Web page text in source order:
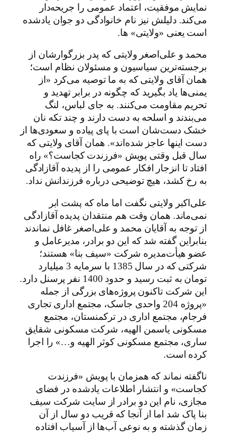
نمایش موفقیت، اعتماد عمومی را جریحه‌دار
می‌کند. دلیلش نیز نام خانوادگی دو جوان یادشده
است یعنی «ولایتی» ها.
محمد و علی‌اصغر ولایتی که پدر بزرگوارشان از
برجسته‌ترین سیاسیون و مسئولان نظام است؛
همان آقای ولایتی که به ما توصیه می‌کرد «از
یمنی‌ها یاد بگیرید که چگونه در برابر تهدید و
تحریم مقاومت می‌کنند. به جای لباس، لنگ
می‌بندند و اسلحه به دست دارند و چند تکه نان
خشک دست‌شان است با پای پیاده و سعودی‌ها از
دست اینها عاجز شده‌اند». همان آقای ولایتی که
سال قبل وقتی پویش «فرزندت کجاست؟» راه
افتاد تا انزجار افکار عمومی را از پدیده آقازادگی
به رخ کشد، هیچ توضیحی درباره فرزندانش نداد.
علی‌اکبر ولایتی نگفت اما ماه که پشت ابر
نمی‌ماند. همان وقت هم منتقدان پدیده آقازادگی
از توجه به آقایان محمد و علی‌اصغر غافل نماندند
بنابراین گفته شد که این دو برادر، مدیرعامل و
عضو هیأت‌مدیره شرکت «سیف بنا» هستند؛
شرکتی که در سال 1385 با سرمایه 3 میلیارد
تومان به ثبت رسید و حدود 1400 نفر پرسنل دارد.
این شرکت تاکنون پروژه‌های بزرگی از جمله
«پروژه 204 واحدی جاسک، مجتمع اداری تجاری
فرجام، مجتمع اداری در ترکمنستان، مجتمع
مسکونی یاسمن الهیه، شرکت مسکونی شقایق
ساری، مجتمع مسکونی کوثر الهیه و…» را اجرا
کرده است.
ناگفته نماند که همزمان با پویش «فرزندت
کجاست» و انتشار اطلاعات یادشده در فضای
مجازی، نام این دو برادر از سایت شرکت سیف
بنا پاک شد اما از آنجا که قریب دو سال از آن
زمان گذشته و به نوعی آب‌ها از آسیاب افتاده